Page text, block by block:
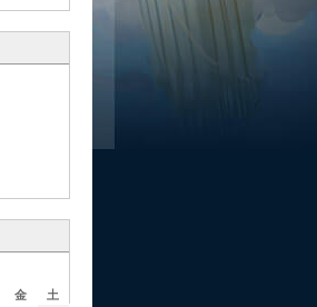
金 土